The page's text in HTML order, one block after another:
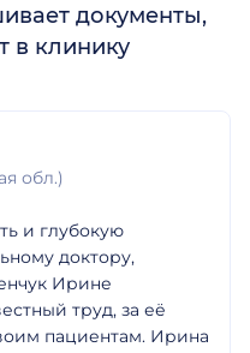
документы,
в клинику
обл.)
и глубокую
доктору,
Ирине
труд, за её
пациентам. Ирина